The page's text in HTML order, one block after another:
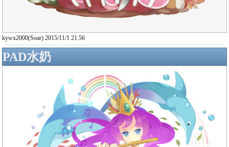
kywx2000(Soar) 2015/11/1 21:56
PAD水奶